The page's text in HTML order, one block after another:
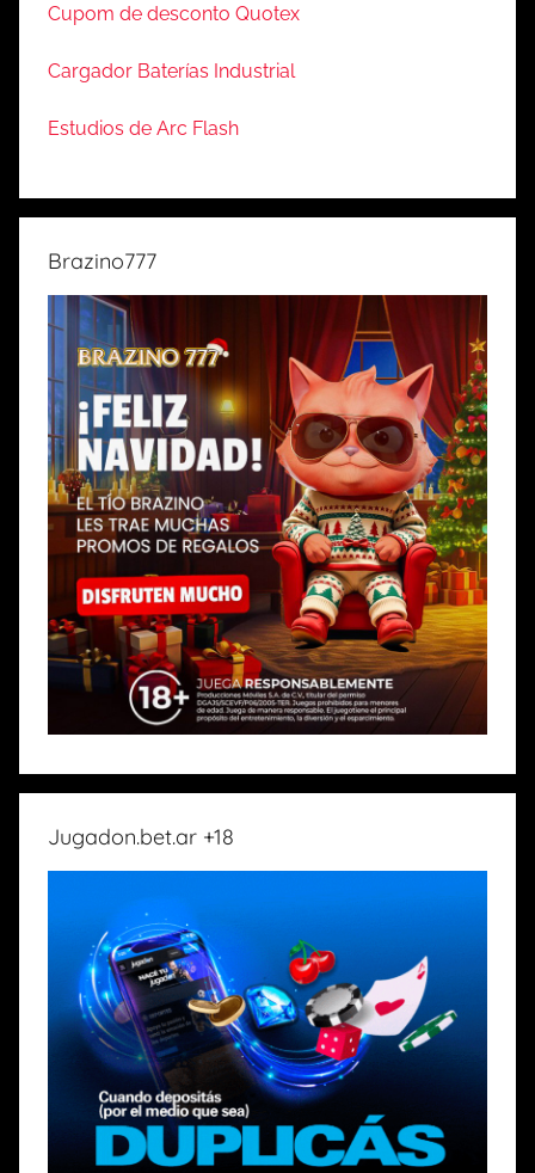
Cupom de desconto Quotex
Cargador Baterías Industrial
Estudios de Arc Flash
Brazino777
Jugadon.bet.ar +18